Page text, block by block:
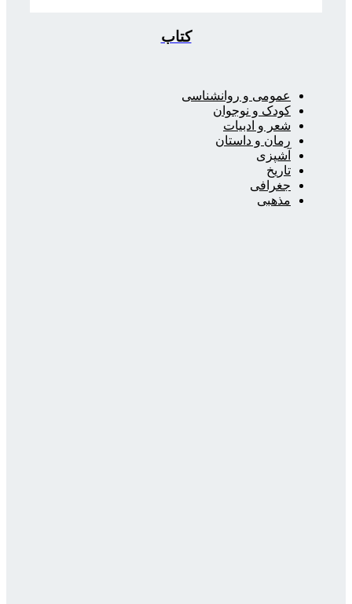
کتاب
عمومی و روانشناسی
کودک و نوجوان
شعر و ادبیات
رمان و داستان
آشپزی
تاریخ
جغرافی
مذهبی